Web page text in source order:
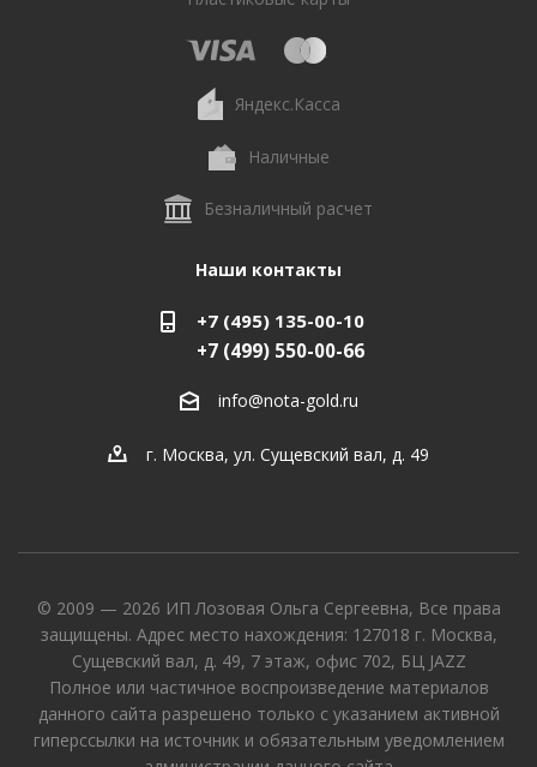
Яндекс.Касса
Наличные
Безналичный расчет
Наши контакты
+7 (495) 135-00-10
+7 (499) 550-00-66
info@nota-gold.ru
г. Москва, ул. Сущевский вал, д. 49
© 2009 — 2026 ИП Лозовая Ольга Сергеевна, Все права
защищены. Адрес место нахождения: 127018 г. Москва,
Сущевский вал, д. 49, 7 этаж, офис 702, БЦ JAZZ
Полное или частичное воспроизведение материалов
данного сайта разрешено только с указанием активной
гиперссылки на источник и обязательным уведомлением